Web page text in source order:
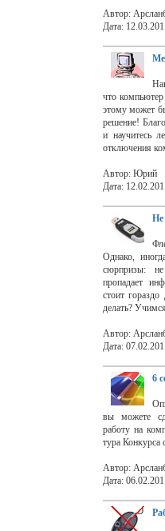
Автор:
Дата:
что
этому может
решение!
и научитесь
отключения
Автор: Юрий
Дата:
Не
Однако,
сюрпризы:
пропадает
стоит
делать?
Автор:
Дата:
6
вы можете
работу на
тура Конкурса
Автор:
Дата: